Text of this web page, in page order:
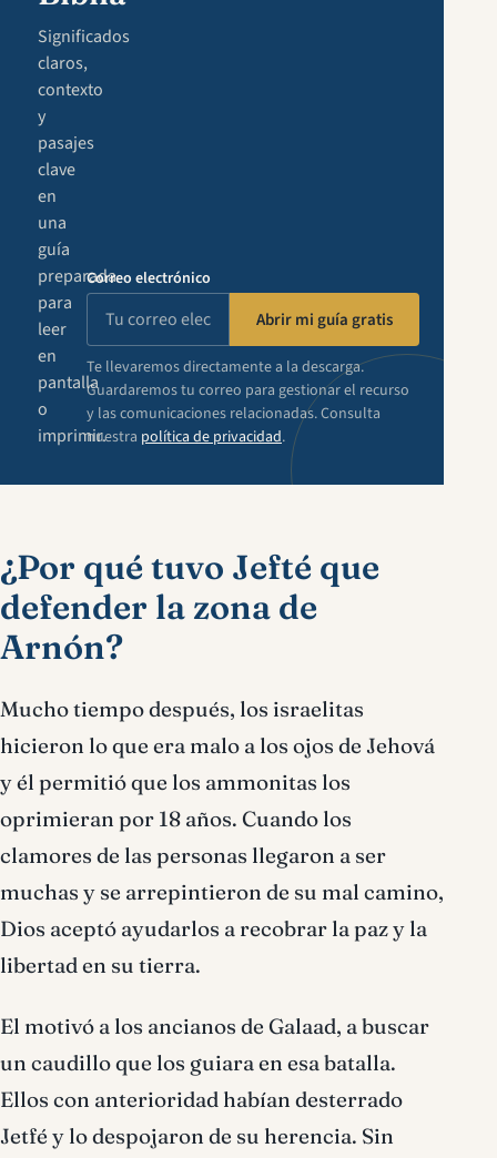
Significados
claros,
contexto
y
pasajes
clave
en
una
guía
preparada
para
leer
en
pantalla
o
imprimir.
Correo electrónico
Abrir mi guía gratis
Te llevaremos directamente a la descarga.
Guardaremos tu correo para gestionar el recurso
y las comunicaciones relacionadas. Consulta
nuestra política de privacidad.
¿Por qué tuvo Jefté que
defender la zona de
Arnón?
Mucho tiempo después, los israelitas
hicieron lo que era malo a los ojos de Jehová
y él permitió que los ammonitas los
oprimieran por 18 años. Cuando los
clamores de las personas llegaron a ser
muchas y se arrepintieron de su mal camino,
Dios aceptó ayudarlos a recobrar la paz y la
libertad en su tierra.
El motivó a los ancianos de Galaad, a buscar
un caudillo que los guiara en esa batalla.
Ellos con anterioridad habían desterrado
Jetfé y lo despojaron de su herencia. Sin